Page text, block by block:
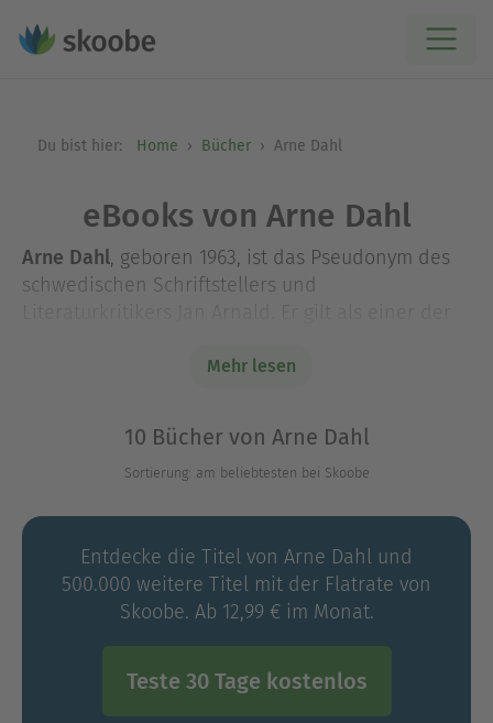
Du bist hier: Home Bücher Arne Dahl
eBooks von Arne Dahl
Arne Dahl, geboren 1963, ist das Pseudonym des
schwedischen Schriftstellers und
Norden. Mit seinen Romanen um das Stockholmer
der Welt geschaffen. International und national
wurde er mit zahlreichen Preisen ausgezeichnet,
so zum Beispiel mit demDEUTSCHEN KRIMIPREIS
Seine Bücher wurden in 32 Sprachen übersetzt.
Mehr lesen
10 Bücher von Arne Dahl
Sortierung: am beliebtesten bei Skoobe
Entdecke die Titel von Arne Dahl und
500.000 weitere Titel mit der Flatrate von
Skoobe. Ab 12,99 € im Monat.
Teste 30 Tage kostenlos